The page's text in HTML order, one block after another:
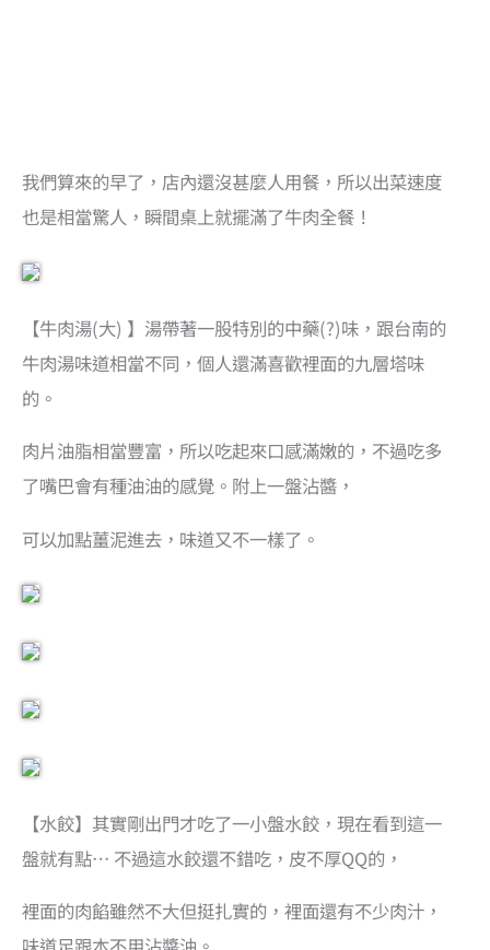
我們算來的早了，店內還沒甚麼人用餐，所以出菜速度
也是相當驚人，瞬間桌上就擺滿了牛肉全餐！
【牛肉湯(大) 】湯帶著一股特別的中藥(?)味，跟台南的
牛肉湯味道相當不同，個人還滿喜歡裡面的九層塔味
的。
肉片油脂相當豐富，所以吃起來口感滿嫩的，不過吃多
了嘴巴會有種油油的感覺。附上一盤沾醬，
可以加點薑泥進去，味道又不一樣了。
【水餃】其實剛出門才吃了一小盤水餃，現在看到這一
盤就有點… 不過這水餃還不錯吃，皮不厚QQ的，
裡面的肉餡雖然不大但挺扎實的，裡面還有不少肉汁，